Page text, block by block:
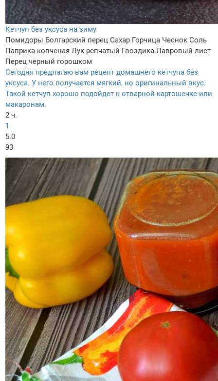
Кетчуп без уксуса на зиму
Помидоры Болгарский перец Сахар Горчица Чеснок Соль
Паприка копченая Лук репчатый Гвоздика Лавровый лист
Перец черный горошком
Сегодня предлагаю вам рецепт домашнего кетчупа без
уксуса. У него получается мягкий, но оригинальный вкус.
Такой кетчуп хорошо подойдет к отварной картошечке или
макаронам.
2 ч.
1
5.0
93